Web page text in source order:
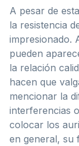
A pesar de
la resistencia
impresionado.
pueden
la relación
hacen que
mencionar la
interferencias
colocar los
en general, su